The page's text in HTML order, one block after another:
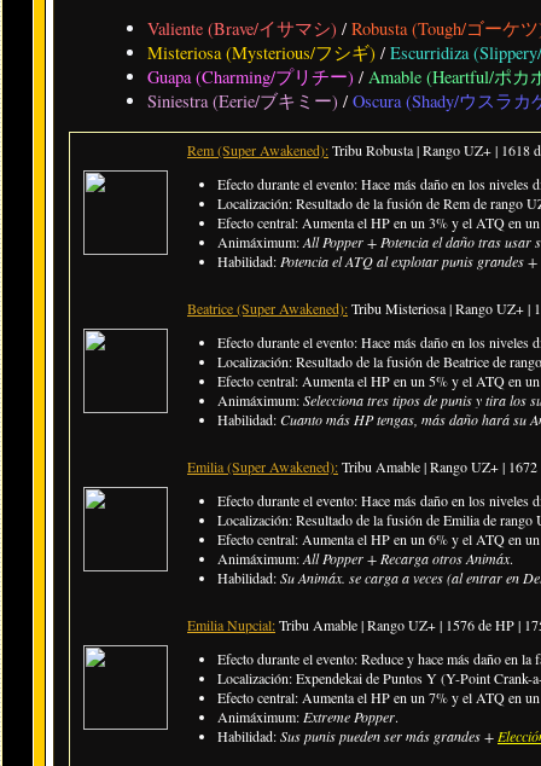
Valiente (Brave/イサマシ) / Robusta (Tough/ゴーケ
Misteriosa (Mysterious/フシギ) / Escurridiza
Guapa (Charming/プリチー) / Amable (Heartful/ポカ
Siniestra (Eerie/ブキミー) / Oscura (Shady/ウスラカ
Rem (Super Awakened):Tribu Robusta | Rango UZ+ | 1618
Efecto durante el evento: Hace más daño en los niveles
Localización: Resultado de la fusión de Rem de rango
Efecto central: Aumenta el HP en un 3% y el ATQ en
Animáximum:All Popper + Potencia el daño tras usar
Habilidad: Potencia el ATQ al explotar punis grandes
Beatrice (Super Awakened):Tribu Misteriosa | Rango UZ+ |
Efecto durante el evento: Hace más daño en los niveles
Localización: Resultado de la fusión de Beatrice de
Efecto central: Aumenta el HP en un 5% y el ATQ en
Animáximum:Selecciona tres tipos de punis y tira los
Habilidad:Cuanto más HP tengas, más daño hará su
Emilia (Super Awakened):Tribu Amable | Rango UZ+ |
Efecto durante el evento: Hace más daño en los niveles
Localización: Resultado de la fusión de Emilia de rango
Efecto central: Aumenta el HP en un 6% y el ATQ en
Animáximum:All Popper + Recarga otros Animáx.
Habilidad:Su Animáx. se carga a veces (al entrar en
Emilia Nupcial:Tribu Amable | Rango UZ+ | 1576 de HP |
Efecto durante el evento: Reduce y hace más daño en la
Localización: Expendekai de Puntos Y (Y-Point Crank-
Efecto central: Aumenta el HP en un 7% y el ATQ en
Animáximum: Extreme Popper.
Habilidad:Sus punis pueden ser más grandes +